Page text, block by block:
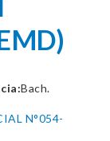
Bach.
N°054-